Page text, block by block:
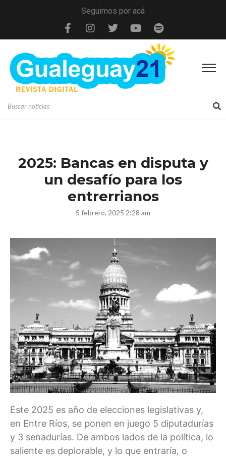
Seguimos por acá
2025: Bancas en disputa y
un desafío para los
entrerrianos
5 febrero, 2025 2:28 am
Este 2025 es año de elecciones legislativas y,
en Entre Ríos, se ponen en juego 5 diputadurías
y 3 senadurías. De ambos lados de la política, lo
saliente es deplorable, y lo que entraría, o